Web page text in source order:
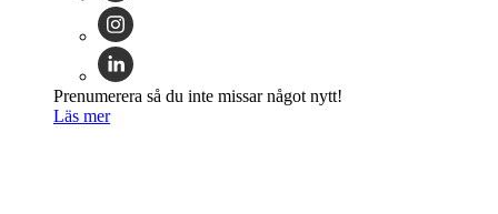
Prenumerera så du inte missar något nytt!
Läs mer